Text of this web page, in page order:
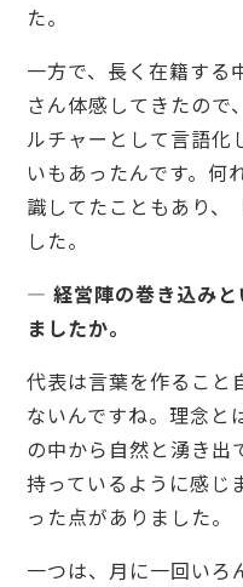
た。
一方で、長く在籍する
さん体感してきたので
ルチャーとして言語化
いもあったんです。何
識してたこともあり、
した。
— 経営陣の巻き込みと
ましたか。
代表は言葉を作ること
ないんですね。理念と
の中から自然と湧き出
持っているように感じ
った点がありました。
一つは、月に一回いろ